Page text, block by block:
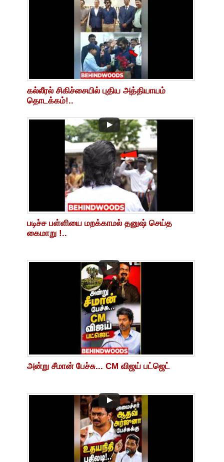
கல்லீரல் சிகிச்சையில் புதிய அத்தியாயம்
தொடக்கம்!..
படிச்ச பள்ளியை மறக்காமல் தனுஷ் செய்த
கைமாறு !..
அன்று சீமான் பேச்சு... CM விஜய் பட்ஜெட்